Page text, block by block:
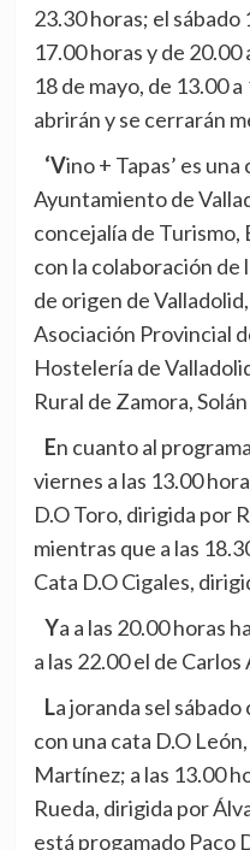
23.30 horas; el sábado
17.00 horas y de
18 de mayo, de 13.00
abrirán y se cerrarán
‘Vino + Tapas’ es una cita organizada por el
Ayuntamiento de
concejalía de Turismo,
con la colaboración de
de origen de
Asociación Provincial
Hostelería de
Rural de Zamora,
En cuanto al programa de actividades, este
viernes a las 13.00
D.O Toro, dirigida por
mientras que a las
Cata D.O Cigales,
Ya a las 20.00 horas ha sido el turno de Mr Kitos y
a las 22.00 el de
La joranda sel sábado comenzará a las 11.30 horas
con una cata D.O
Martínez; a las 13.00
Rueda, dirigida por
está progamado Paco